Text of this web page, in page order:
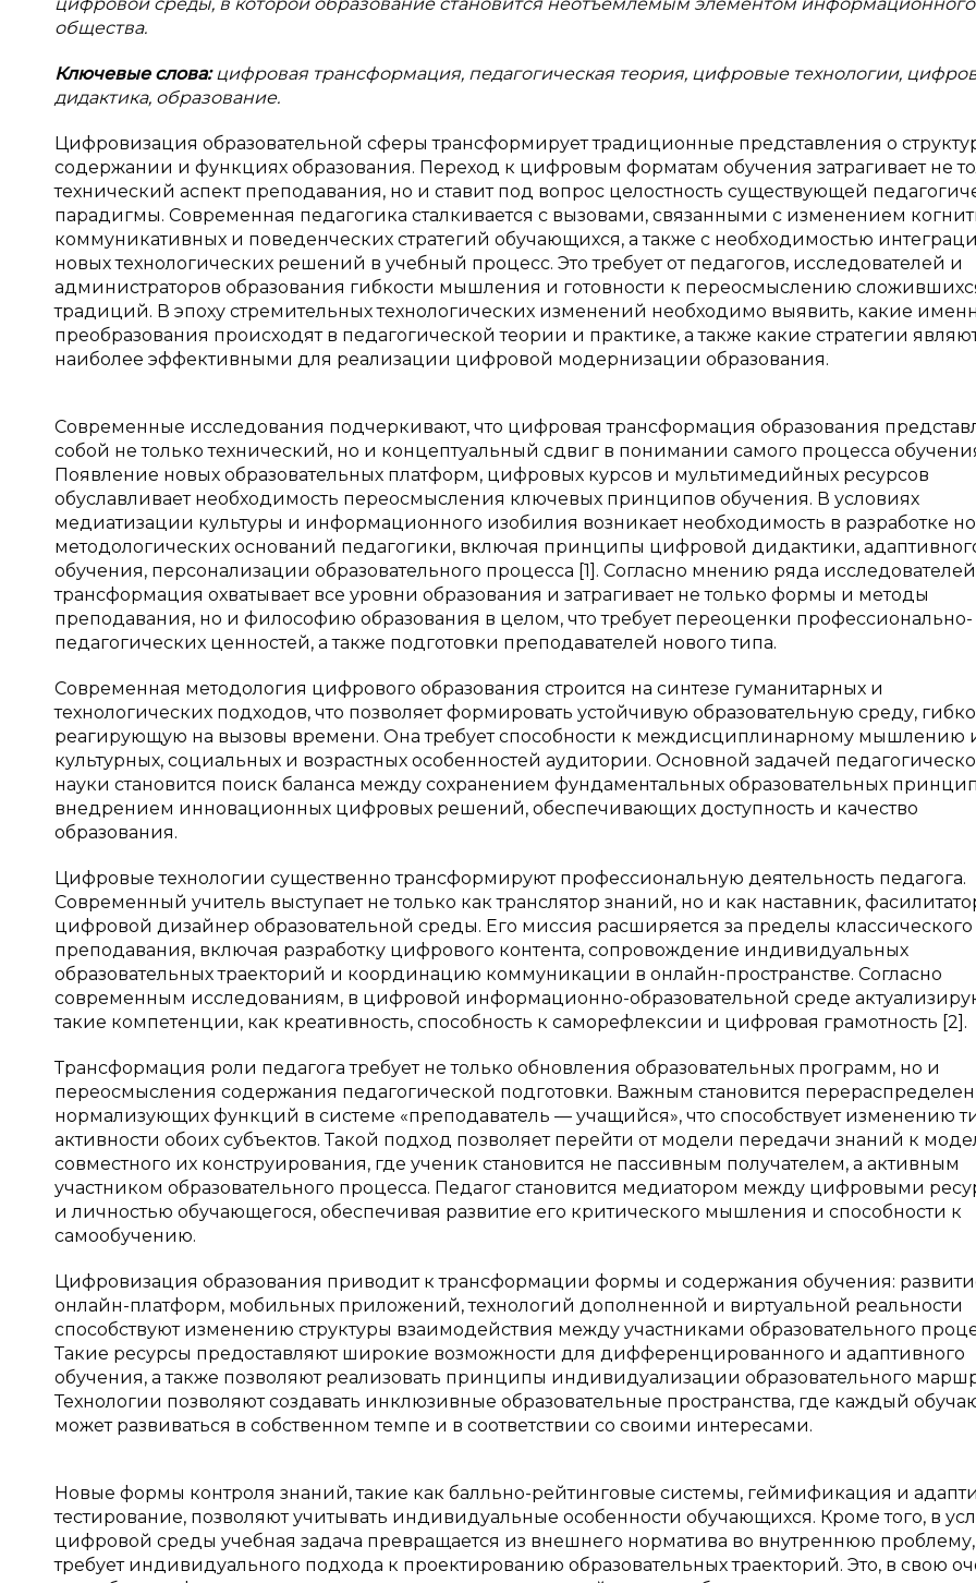
общества.
Ключевые слова:цифровая трансформация, педагогическая теория, цифровые технологии,
дидактика, образование.
Цифровизация образовательной сферы трансформирует традиционные представления о
содержании и функциях образования. Переход к цифровым форматам обучения затрагивает не
технический аспект преподавания, но и ставит под вопрос целостность существующей
парадигмы. Современная педагогика сталкивается с вызовами, связанными с изменением
коммуникативных и поведенческих стратегий обучающихся, а также с необходимостью
новых технологических решений в учебный процесс. Это требует от педагогов, исследователей и
администраторов образования гибкости мышления и готовности к переосмыслению
традиций. В эпоху стремительных технологических изменений необходимо выявить, какие
преобразования происходят в педагогической теории и практике, а также какие стратегии
наиболее эффективными для реализации цифровой модернизации образования.
Современные исследования подчеркивают, что цифровая трансформация образования
собой не только технический, но и концептуальный сдвиг в понимании самого процесса
Появление новых образовательных платформ, цифровых курсов и мультимедийных ресурсов
обуславливает необходимость переосмысления ключевых принципов обучения. В условиях
медиатизации культуры и информационного изобилия возникает необходимость в разработке
методологических оснований педагогики, включая принципы цифровой дидактики,
обучения, персонализации образовательного процесса [1]. Согласно мнению ряда
трансформация охватывает все уровни образования и затрагивает не только формы и методы
преподавания, но и философию образования в целом, что требует переоценки профессионально-
педагогических ценностей, а также подготовки преподавателей нового типа.
Современная методология цифрового образования строится на синтезе гуманитарных и
технологических подходов, что позволяет формировать устойчивую образовательную среду, гибко
реагирующую на вызовы времени. Она требует способности к междисциплинарному мышлению
культурных, социальных и возрастных особенностей аудитории. Основной задачей
науки становится поиск баланса между сохранением фундаментальных образовательных
внедрением инновационных цифровых решений, обеспечивающих доступность и качество
образования.
Цифровые технологии существенно трансформируют профессиональную деятельность педагога.
Современный учитель выступает не только как транслятор знаний, но и как наставник,
цифровой дизайнер образовательной среды. Его миссия расширяется за пределы классического
преподавания, включая разработку цифрового контента, сопровождение индивидуальных
образовательных траекторий и координацию коммуникации в онлайн-пространстве. Согласно
современным исследованиям, в цифровой информационно-образовательной среде
такие компетенции, как креативность, способность к саморефлексии и цифровая грамотность [2].
Трансформация роли педагога требует не только обновления образовательных программ, но и
переосмысления содержания педагогической подготовки. Важным становится
нормализующих функций в системе «преподаватель — учащийся», что способствует изменению
активности обоих субъектов. Такой подход позволяет перейти от модели передачи знаний к
совместного их конструирования, где ученик становится не пассивным получателем, а активным
участником образовательного процесса. Педагог становится медиатором между цифровыми
и личностью обучающегося, обеспечивая развитие его критического мышления и способности к
самообучению.
Цифровизация образования приводит к трансформации формы и содержания обучения:
онлайн-платформ, мобильных приложений, технологий дополненной и виртуальной реальности
способствуют изменению структуры взаимодействия между участниками образовательного
Такие ресурсы предоставляют широкие возможности для дифференцированного и адаптивного
обучения, а также позволяют реализовать принципы индивидуализации образовательного
Технологии позволяют создавать инклюзивные образовательные пространства, где каждый
может развиваться в собственном темпе и в соответствии со своими интересами.
Новые формы контроля знаний, такие как балльно-рейтинговые системы, геймификация и
тестирование, позволяют учитывать индивидуальные особенности обучающихся. Кроме того, в
цифровой среды учебная задача превращается из внешнего норматива во внутреннюю проблему,
требует индивидуального подхода к проектированию образовательных траекторий. Это, в свою